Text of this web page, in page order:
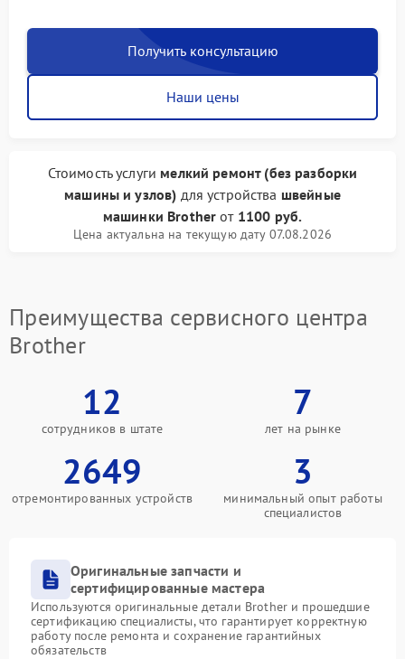
Получить консультацию
Наши цены
Стоимость услуги мелкий ремонт (без разборки
машины и узлов) для устройства швейные
машинки Brother от 1100 руб.
Цена актуальна на текущую дату 07.08.2026
Преимущества сервисного центра
Brother
12
сотрудников в штате
7
лет на рынке
2649
отремонтированных устройств
3
минимальный опыт работы
специалистов
Оригинальные запчасти и
сертифицированные мастера
Используются оригинальные детали Brother и прошедшие
сертификацию специалисты, что гарантирует корректную
работу после ремонта и сохранение гарантийных
обязательств